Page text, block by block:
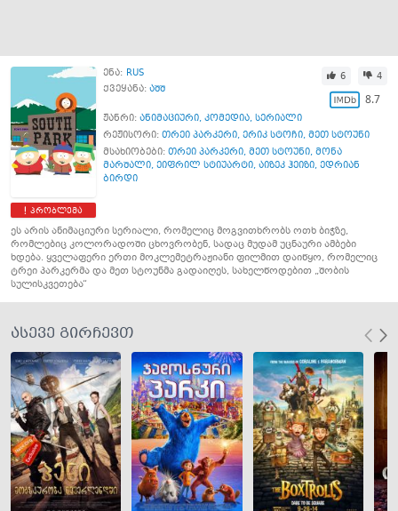
პრობლემა
ენა: RUS
ქვეყანა: აშშ
6 4
8.7
ჟანრი: ანიმაციური, კომედია, სერიალი
რეჟისორი: თრეი პარკერი, ერიკ სტოჩი, მეთ სტოუნი
მსახიობები: თრეი პარკერი, მეთ სტოუნი, მონა
მარშალი, ეიფრილ სტიუარტი, აიზეკ ჰეიზი, ედრიან
ბირდი
ეს არის ანიმაციური სერიალი, რომელიც მოგვითხრობს ოთხ ბიჭზე,
რომლებიც კოლორადოში ცხოვრობენ, სადაც მუდამ უცნაური ამბები
ხდება. ყველაფერი ერთი მოკლემეტრაჟიანი ფილმით დაიწყო, რომელიც
ტრეი პარკერმა და მეთ სტოუნმა გადაიღეს, სახელწოდებით „შობის
სულისკვეთება“
ასევე გირჩევთ